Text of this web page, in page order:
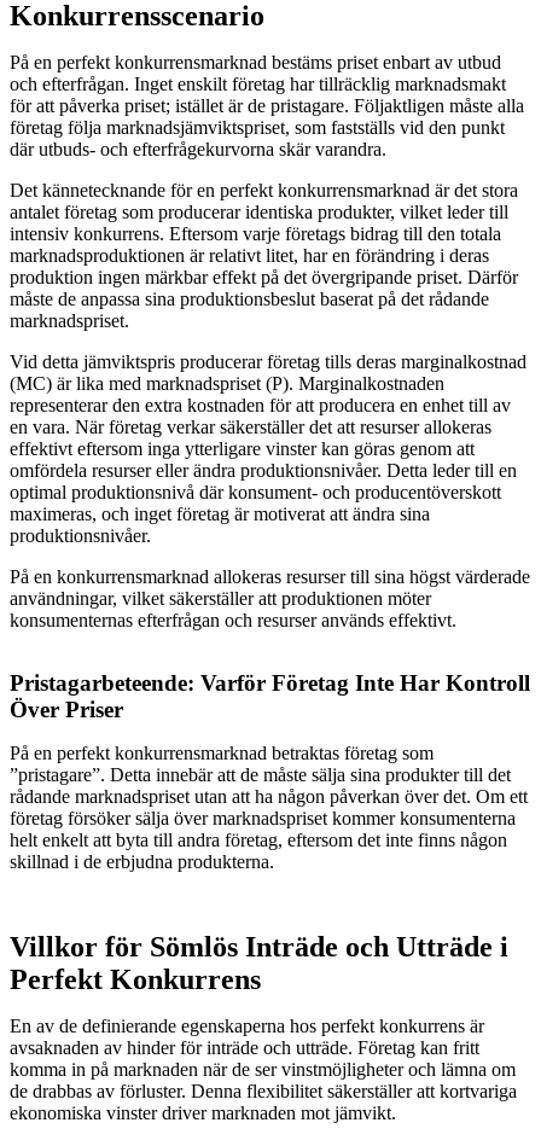
Konkurrensscenario
På en perfekt konkurrensmarknad bestäms priset enbart av utbud
och efterfrågan. Inget enskilt företag har tillräcklig marknadsmakt
för att påverka priset; istället är de pristagare. Följaktligen måste alla
företag följa marknadsjämviktspriset, som fastställs vid den punkt
där utbuds- och efterfrågekurvorna skär varandra.
Det kännetecknande för en perfekt konkurrensmarknad är det stora
antalet företag som producerar identiska produkter, vilket leder till
intensiv konkurrens. Eftersom varje företags bidrag till den totala
marknadsproduktionen är relativt litet, har en förändring i deras
produktion ingen märkbar effekt på det övergripande priset. Därför
måste de anpassa sina produktionsbeslut baserat på det rådande
marknadspriset.
Vid detta jämviktspris producerar företag tills deras marginalkostnad
(MC) är lika med marknadspriset (P). Marginalkostnaden
representerar den extra kostnaden för att producera en enhet till av
en vara. När företag verkar säkerställer det att resurser allokeras
effektivt eftersom inga ytterligare vinster kan göras genom att
omfördela resurser eller ändra produktionsnivåer. Detta leder till en
optimal produktionsnivå där konsument- och producentöverskott
maximeras, och inget företag är motiverat att ändra sina
produktionsnivåer.
På en konkurrensmarknad allokeras resurser till sina högst värderade
användningar, vilket säkerställer att produktionen möter
konsumenternas efterfrågan och resurser används effektivt.
Pristagarbeteende: Varför Företag Inte Har Kontroll
Över Priser
På en perfekt konkurrensmarknad betraktas företag som
”pristagare”. Detta innebär att de måste sälja sina produkter till det
rådande marknadspriset utan att ha någon påverkan över det. Om ett
företag försöker sälja över marknadspriset kommer konsumenterna
helt enkelt att byta till andra företag, eftersom det inte finns någon
skillnad i de erbjudna produkterna.
Villkor för Sömlös Inträde och Utträde i
Perfekt Konkurrens
En av de definierande egenskaperna hos perfekt konkurrens är
avsaknaden av hinder för inträde och utträde. Företag kan fritt
komma in på marknaden när de ser vinstmöjligheter och lämna om
de drabbas av förluster. Denna flexibilitet säkerställer att kortvariga
ekonomiska vinster driver marknaden mot jämvikt.